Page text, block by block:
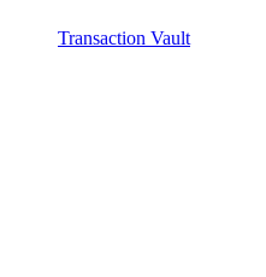
Transaction Vault